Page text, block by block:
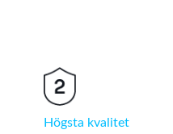
Högsta kvalitet